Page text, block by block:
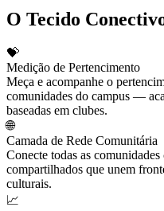
O Tecido
💝
Medição de Pertencimento
Meça e acompanhe o
comunidades do campus —
baseadas em clubes.
🌐
Camada de Rede Comunitária
Conecte todas as
compartilhados que unem
culturais.
📈